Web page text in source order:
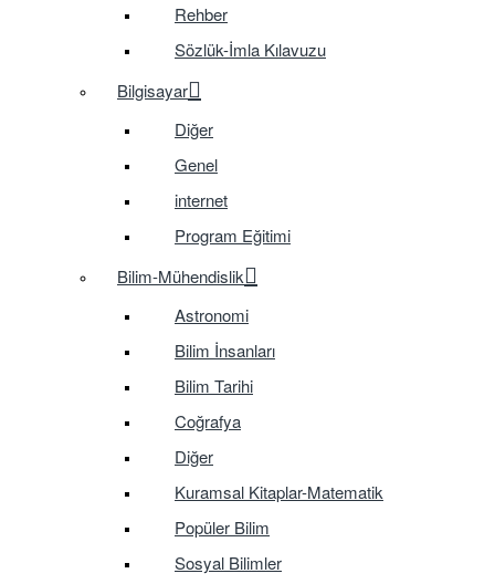
Rehber
Sözlük-İmla Kılavuzu
Bilgisayar
Diğer
Genel
internet
Program Eğitimi
Bilim-Mühendislik
Astronomi
Bilim İnsanları
Bilim Tarihi
Coğrafya
Diğer
Kuramsal Kitaplar-Matematik
Popüler Bilim
Sosyal Bilimler